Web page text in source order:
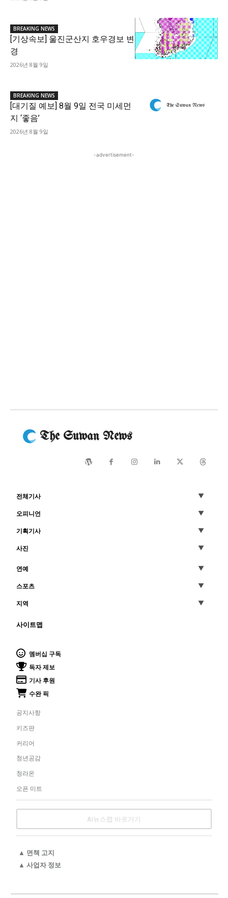
BREAKING NEWS
[기상속보] 울진군산지 호우경보 변
경
2026년 8월 9일
BREAKING NEWS
[대기질 예보] 8월 9일 전국 미세먼
지 ‘좋음’
2026년 8월 9일
-advertisement-
The Suwan News
전체기사
오피니언
기획기사
사진
연예
스포츠
지역
사이트맵
멤버십 구독
독자 제보
기사 후원
수완 픽
공지사항
키즈판
커리어
청년공감
청라온
오픈 미트
AI뉴스랩 바로가기
▲ 면책 고지
▲ 사업자 정보